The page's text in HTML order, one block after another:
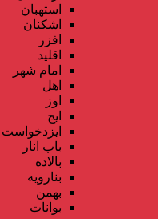
استهبان
اشکنان
افزر
اقلید
امام شهر
اهل
اوز
ایج
ایزدخواست
باب انار
بالاده
بنارویه
بهمن
بوانات